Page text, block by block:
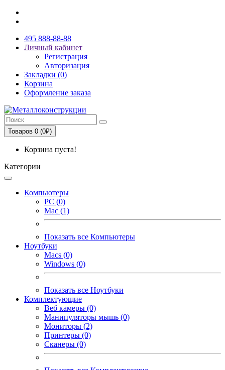
495 888-88-88
Личный кабинет
Регистрация
Авторизация
Закладки (0)
Корзина
Оформление заказа
Товаров 0 (0₽)
Корзина пуста!
Категории
Компьютеры
PC (0)
Mac (1)
Показать все Компьютеры
Ноутбуки
Macs (0)
Windows (0)
Показать все Ноутбуки
Комплектующие
Веб камеры (0)
Манипуляторы мышь (0)
Мониторы (2)
Принтеры (0)
Сканеры (0)